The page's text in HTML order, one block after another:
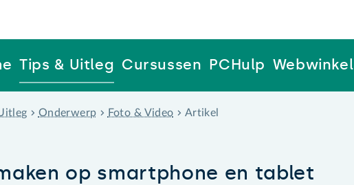
Tips & Uitleg Cursussen PCHulp Webwinkel
Onderwerp Foto & Video Artikel
op smartphone en tablet